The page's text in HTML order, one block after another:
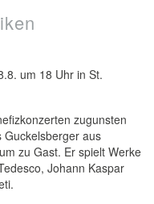
um 18 Uhr in St.
zugunsten
Guckelsberger aus
zu Gast. Er spielt Werke
Johann Kaspar